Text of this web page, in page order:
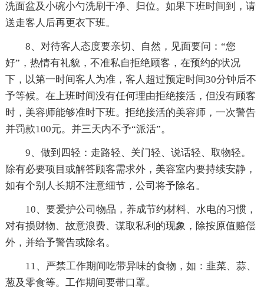
洗面盆及小碗小勺洗刷干净、归位。如果下班时间到，请
送走客人后再更衣下班。
8、对待客人态度要亲切、自然，见面要问：“您
好”，热情有礼貌，不准私自拒绝顾客，在预约的状况
下，以第一时间客人为准，客人超过预定时间30分钟后不
予等候。在上班时间没有任何理由拒绝接活，但没有顾客
时，美容师能够准时下班。拒绝接活的美容师，一次警告
并罚款100元。并三天内不予“派活”。
9、做到四轻：走路轻、关门轻、说话轻、取物轻。
除有必要项目或解答顾客需求外，美容室内要持续安静，
如有个别人长期不注意细节，公司将予除名。
10、要爱护公司物品，养成节约材料、水电的习惯，
对有损财物、故意浪费、谋取私利的现象，除按原值赔偿
外，并给予警告或除名。
11、严禁工作期间吃带异味的食物，如：韭菜、蒜、
葱及零食等。工作期间要带口罩。